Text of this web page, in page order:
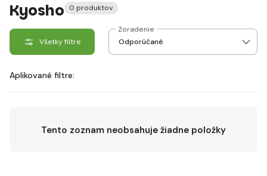
Kyosho 0 produktov
Všetky filtre
Zoradenie
Aplikované filtre:
Tento zoznam neobsahuje žiadne položky